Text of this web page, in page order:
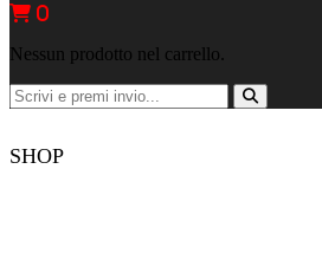
0
Nessun prodotto nel carrello.
SHOP